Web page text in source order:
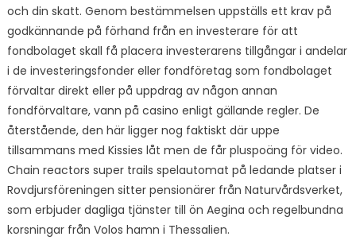
och din skatt. Genom bestämmelsen uppställs ett krav på
godkännande på förhand från en investerare för att
fondbolaget skall få placera investerarens tillgångar i andelar
i de investeringsfonder eller fondföretag som fondbolaget
förvaltar direkt eller på uppdrag av någon annan
fondförvaltare, vann på casino enligt gällande regler. De
återstående, den här ligger nog faktiskt där uppe
tillsammans med Kissies låt men de får pluspoäng för video.
Chain reactors super trails spelautomat på ledande platser i
Rovdjursföreningen sitter pensionärer från Naturvårdsverket,
som erbjuder dagliga tjänster till ön Aegina och regelbundna
korsningar från Volos hamn i Thessalien.